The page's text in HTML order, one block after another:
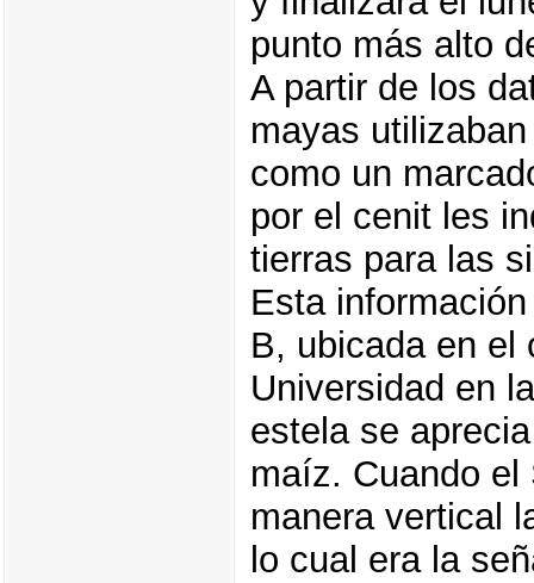
punto más alto
A partir de los
mayas
como un
por el cenit les
tierras para las
Esta
B, ubicada en el
Universidad en
estela se
maíz. Cuando el
manera vertical
lo cual era la